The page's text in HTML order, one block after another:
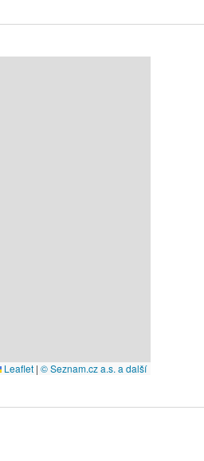
Leaflet | © Seznam.cz a.s. a další